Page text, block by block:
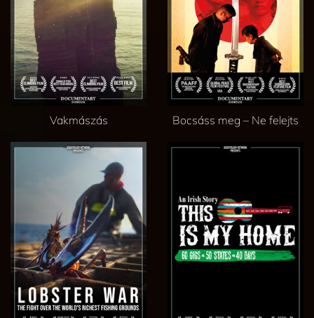
Vakmászás Bocsáss meg – Ne felejts